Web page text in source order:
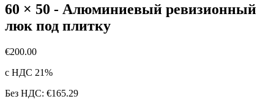
60 × 50 - Алюминиевый ревизионный
люк под плитку
€200.00
с НДС 21%
Без НДС: €165.29